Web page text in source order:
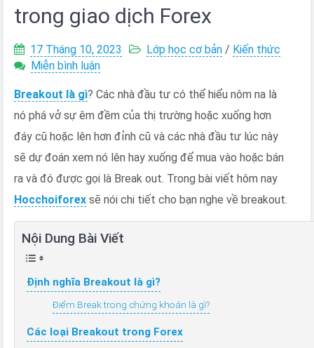
trong giao dịch Forex
17 Tháng 10, 2023 Lớp học cơ bản / Kiến thức
Miễn bình luậntrên
là
gì?
nhận
biết
Breakout
công
trong
giao
Breakout là gì? Các nhà đầu tư có thể hiểu nôm na là
nó phá vở sự êm đềm của thị trường hoặc xuống hơn
đáy cũ hoặc lên hơn đỉnh cũ và các nhà đầu tư lúc này
sẽ dự đoán xem nó lên hay xuống để mua vào hoặc bán
ra và đó được gọi là Break out. Trong bài viết hôm nay
Hocchoiforex sẽ nói chi tiết cho bạn nghe về breakout.
Nội Dung Bài Viết
Định nghĩa Breakout là gì?
Điểm Break trong chứng khoán là gì?
Các loại Breakout trong Forex